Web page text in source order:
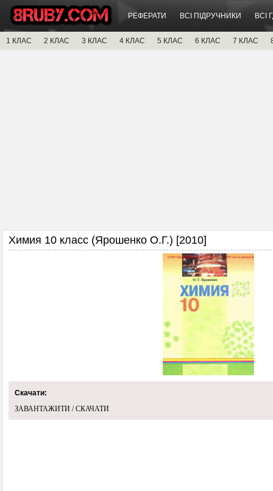
РЕФЕРАТИ ВСІ ПІДРУЧНИКИ ВСІ
1 КЛАС 2 КЛАС 3 КЛАС 4 КЛАС 5 КЛАС 6 КЛАС 7 КЛАС
Химия 10 класс (Ярошенко О.Г.) [2010]
Скачати:
ЗАВАНТАЖИТИ / СКАЧАТИ